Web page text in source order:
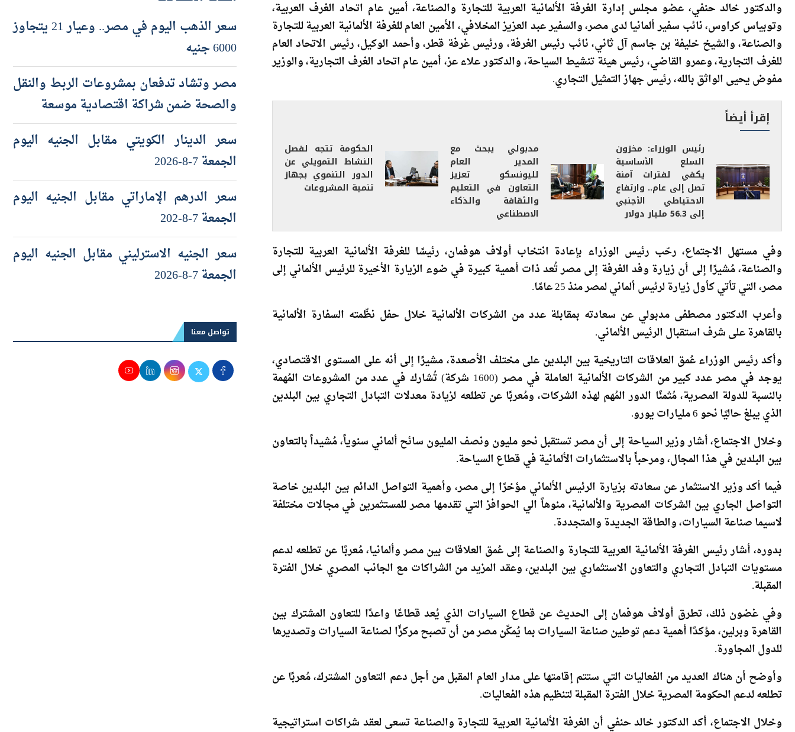
جاء ذلك بحضور شريف فتحي، وزير السياحة والآثار، والمهندس حسن الخطيب، وزير الاستثمار والتجارة الخارجية،
والدكتور خالد حنفي، عضو مجلس إدارة الغرفة الألمانية العربية للتجارة والصناعة، أمين عام اتحاد الغرف العربية،
وتوبياس كراوس، نائب سفير ألمانيا لدى مصر، والسفير عبد العزيز المخلافي، الأمين العام للغرفة الألمانية العربية للتجارة
والصناعة، والشيخ خليفة بن جاسم آل ثاني، نائب رئيس الغرفة، ورئيس غرفة قطر، وأحمد الوكيل، رئيس الاتحاد العام
للغرف التجارية، وعمرو القاضي، رئيس هيئة تنشيط السياحة، والدكتور علاء عز، أمين عام اتحاد الغرف التجارية، والوزير
مفوض يحيى الواثق بالله، رئيس جهاز التمثيل التجاري.
إقرأ أيضاً
رئيس الوزراء: مخزون
السلع الأساسية
يكفي لفترات آمنة
تصل إلى عام.. وارتفاع
الاحتياطي الأجنبي
إلى 56.3 مليار دولار
مدبولي يبحث مع
المدير العام
لليونسكو تعزيز
التعاون في التعليم
والثقافة والذكاء
الاصطناعي
الحكومة تتجه لفصل
النشاط التمويلي عن
الدور التنموي بجهاز
وفي مستهل الاجتماع، رحّب رئيس الوزراء بإعادة انتخاب أولاف هوفمان، رئيسًا للغرفة الألمانية العربية للتجارة
والصناعة، مُشيرًا إلى أن زيارة وفد الغرفة إلى مصر تُعد ذات أهمية كبيرة في ضوء الزيارة الأخيرة للرئيس الألماني إلى
مصر، التي تأتي كأول زيارة لرئيس ألماني لمصر منذ 25 عامًا.
وأعرب الدكتور مصطفى مدبولي عن سعادته بمقابلة عدد من الشركات الألمانية خلال حفل نظّمته السفارة الألمانية
بالقاهرة على شرف استقبال الرئيس الألماني.
وأكد رئيس الوزراء عُمق العلاقات التاريخية بين البلدين على مختلف الأصعدة، مشيرًا إلى أنه على المستوى الاقتصادي،
يوجد في مصر عدد كبير من الشركات الألمانية العاملة في مصر (1600 شركة) تُشارك في عدد من المشروعات المُهمة
بالنسبة للدولة المصرية، مُثمنًا الدور المُهم لهذه الشركات، ومُعربًا عن تطلعه لزيادة معدلات التبادل التجاري بين البلدين
الذي يبلغ حاليًا نحو 6 مليارات يورو.
وخلال الاجتماع، أشار وزير السياحة إلى أن مصر تستقبل نحو مليون ونصف المليون سائح ألماني سنوياً، مُشيداً بالتعاون
بين البلدين في هذا المجال، ومرحباً بالاستثمارات الألمانية في قطاع السياحة.
فيما أكد وزير الاستثمار عن سعادته بزيارة الرئيس الألماني مؤخرًا إلى مصر، وأهمية التواصل الدائم بين البلدين خاصة
التواصل الجاري بين الشركات المصرية والألمانية، منوهاً الي الحوافز التي تقدمها مصر للمستثمرين في مجالات مختلفة
لاسيما صناعة السيارات، والطاقة الجديدة والمتجددة.
بدوره، أشار رئيس الغرفة الألمانية العربية للتجارة والصناعة إلى عُمق العلاقات بين مصر وألمانيا، مُعربًا عن تطلعه لدعم
مستويات التبادل التجاري والتعاون الاستثماري بين البلدين، وعقد المزيد من الشراكات مع الجانب المصري خلال الفترة
المقبلة.
وفي غضون ذلك، تطرق أولاف هوفمان إلى الحديث عن قطاع السيارات الذي يُعد قطاعًا واعدًا للتعاون المشترك بين
القاهرة وبرلين، مؤكدًا أهمية دعم توطين صناعة السيارات بما يُمكّن مصر من أن تصبح مركزًا لصناعة السيارات وتصديرها
للدول المجاورة.
وأوضح أن هناك العديد من الفعاليات التي ستتم إقامتها على مدار العام المقبل من أجل دعم التعاون المشترك، مُعربًا عن
تطلعه لدعم الحكومة المصرية خلال الفترة المقبلة لتنظيم هذه الفعاليات.
أحدث المقالات
6000 جنيه
مصر وتشاد تدفعان بمشروعات الربط والنقل
والصحة ضمن شراكة اقتصادية موسعة
سعر الدينار الكويتي مقابل الجنيه اليوم
الجمعة 7-8-2026
سعر الدرهم الإماراتي مقابل الجنيه اليوم
الجمعة 7-8-202
سعر الجنيه الاسترليني مقابل الجنيه اليوم